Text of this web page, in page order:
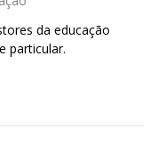
da educação
particular.